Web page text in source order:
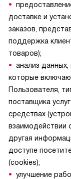
доставке и
заказов,
поддержка
товаров);
анализ данных,
которые
Пользователя,
поставщика
средствах
взаимодействии
другая
доступе
(cookies);
улучшение